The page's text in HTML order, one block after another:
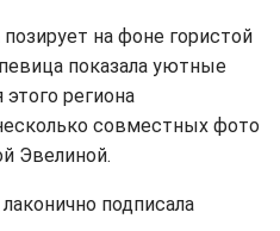
на фоне гористой
показала уютные
региона
совместных фото
Эвелиной.
подписала